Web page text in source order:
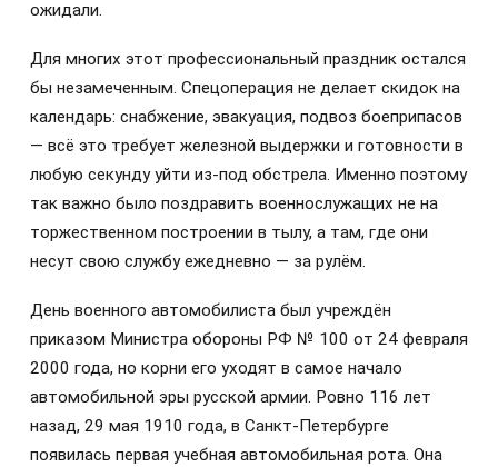
ожидали.
Для многих этот профессиональный праздник остался
бы незамеченным. Спецоперация не делает скидок на
календарь: снабжение, эвакуация, подвоз боеприпасов
— всё это требует железной выдержки и готовности в
любую секунду уйти из-под обстрела. Именно поэтому
так важно было поздравить военнослужащих не на
торжественном построении в тылу, а там, где они
несут свою службу ежедневно — за рулём.
День военного автомобилиста был учреждён
приказом Министра обороны РФ № 100 от 24 февраля
2000 года, но корни его уходят в самое начало
автомобильной эры русской армии. Ровно 116 лет
назад, 29 мая 1910 года, в Санкт-Петербурге
появилась первая учебная автомобильная рота. Она